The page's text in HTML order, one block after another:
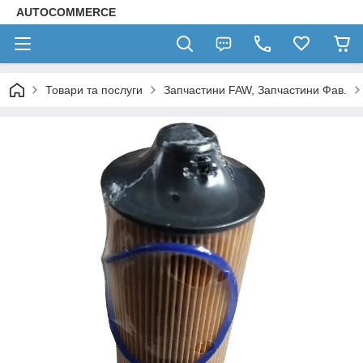
AUTOCOMMERCE
Товари та послуги Запчастини FAW, Запчастини Фав.